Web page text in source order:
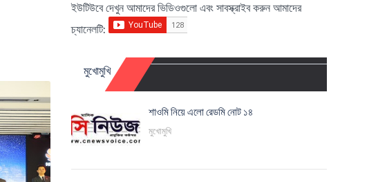
ইউটিউবে দেখুন আমাদের ভিডিওগুলো এবং সাবস্ক্রাইব করুন আমাদের
চ্যানেলটি:
মুখোমুখি
শাওমি নিয়ে এলো রেডমি নোট ১৪
মুখোমুখি